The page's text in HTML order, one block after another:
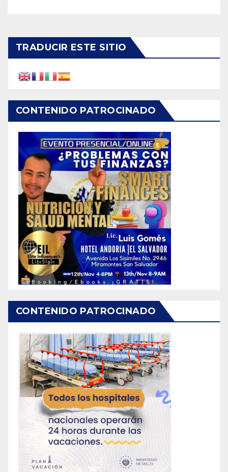
TRADUCIR ESTE SITIO
CONTENIDO PATROCINADO
CONTENIDO PATROCINADO